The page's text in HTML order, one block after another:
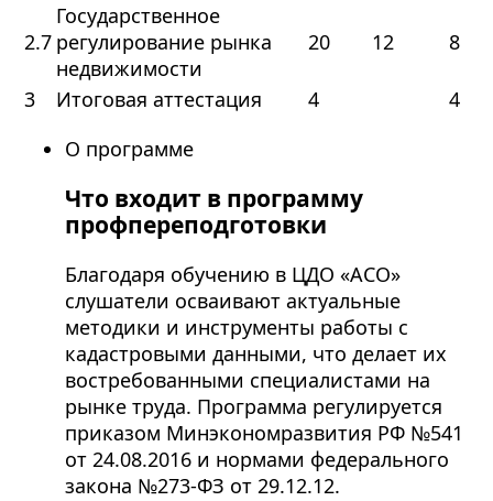
2.7
Государственное
регулирование рынка
недвижимости
20 12 8
3 Итоговая аттестация 4
4
О программе
Что входит в программу
профпереподготовки
Благодаря обучению в ЦДО «АСО»
слушатели осваивают актуальные
методики и инструменты работы с
кадастровыми данными, что делает их
востребованными специалистами на
рынке труда. Программа регулируется
приказом Минэкономразвития РФ №541
от 24.08.2016 и нормами федерального
закона №273-ФЗ от 29.12.12.